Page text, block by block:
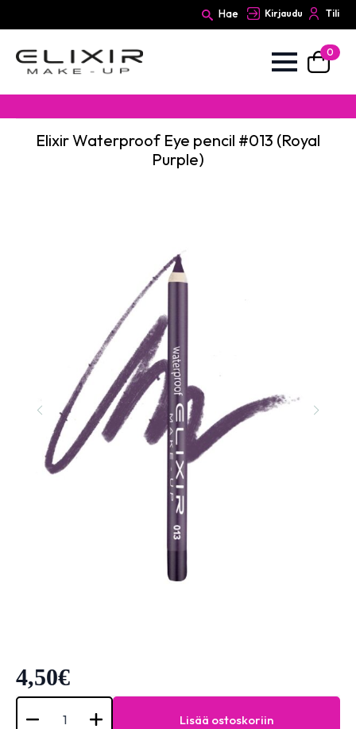
Hae Kirjaudu Tili
0
Elixir Waterproof Eye pencil #013 (Royal
Purple)
4,50€
Elixir
Waterproof
Lisää ostoskoriin